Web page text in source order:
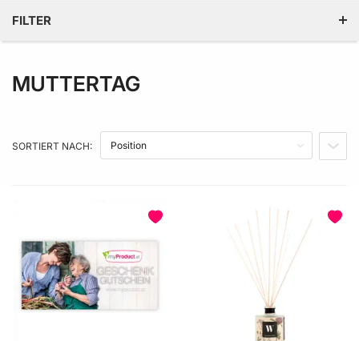
FILTER
GÜTESIEGEL
PRODUKTEIGENSCHAFT
MUTTERTAG
SORTIERT NACH: IN